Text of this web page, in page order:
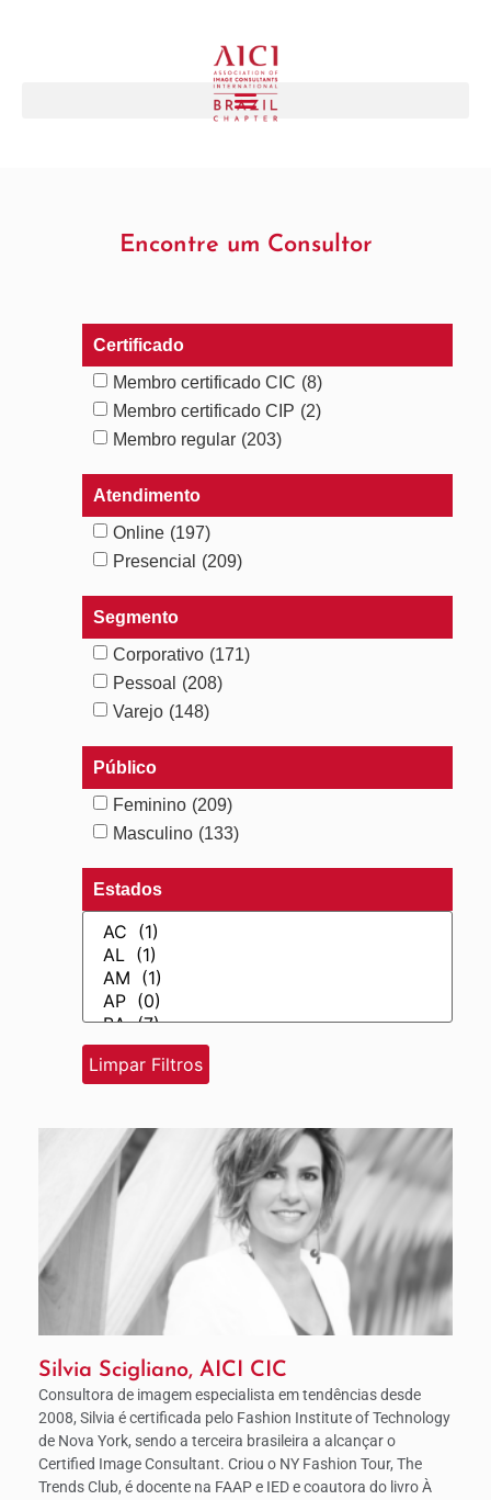
Encontre um Consultor
Certificado
Membro certificado CIC (8)
Membro certificado CIP (2)
Membro regular (203)
Atendimento
Online (197)
Presencial
(209)
Segmento
Corporativo (171)
Pessoal
(208)
Varejo (148)
Público
Feminino (209)
Masculino (133)
Estados
Silvia Scigliano, AICI CIC
Consultora de imagem especialista em tendências desde
2008, Silvia é certificada pelo Fashion Institute of Technology
de Nova York, sendo a terceira brasileira a alcançar o
Certified Image Consultant. Criou o NY Fashion Tour, The
Trends Club, é docente na FAAP e IED e coautora do livro À